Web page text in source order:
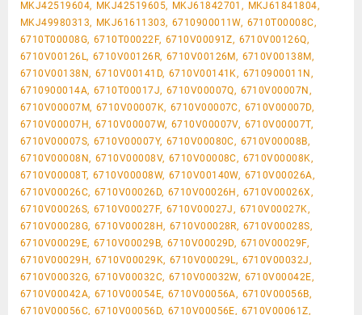
MKJ42519604, MKJ42519605, MKJ61842701, MKJ61841804,
MKJ49980313, MKJ61611303, 6710900011W, 6710T00008C,
6710T00008G, 6710T00022F, 6710V00091Z, 6710V00126Q,
6710V00126L, 6710V00126R, 6710V00126M, 6710V00138M,
6710V00138N, 6710V00141D, 6710V00141K, 6710900011N,
6710900014A, 6710T00017J, 6710V00007Q, 6710V00007N,
6710V00007M, 6710V00007K, 6710V00007C, 6710V00007D,
6710V00007H, 6710V00007W, 6710V00007V, 6710V00007T,
6710V00007S, 6710V00007Y, 6710V00080C, 6710V00008B,
6710V00008N, 6710V00008V, 6710V00008C, 6710V00008K,
6710V00008T, 6710V00008W, 6710V00140W, 6710V00026A,
6710V00026C, 6710V00026D, 6710V00026H, 6710V00026X,
6710V00026S, 6710V00027F, 6710V00027J, 6710V00027K,
6710V00028G, 6710V00028H, 6710V00028R, 6710V00028S,
6710V00029E, 6710V00029B, 6710V00029D, 6710V00029F,
6710V00029H, 6710V00029K, 6710V00029L, 6710V00032J,
6710V00032G, 6710V00032C, 6710V00032W, 6710V00042E,
6710V00042A, 6710V00054E, 6710V00056A, 6710V00056B,
6710V00056C, 6710V00056D, 6710V00056E, 6710V00061Z,